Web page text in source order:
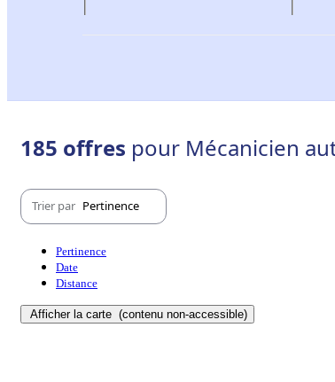
185 offres pour Mécanicien
Trier par Pertinence
Pertinence
Date
Distance
Afficher la carte (contenu non-accessible)